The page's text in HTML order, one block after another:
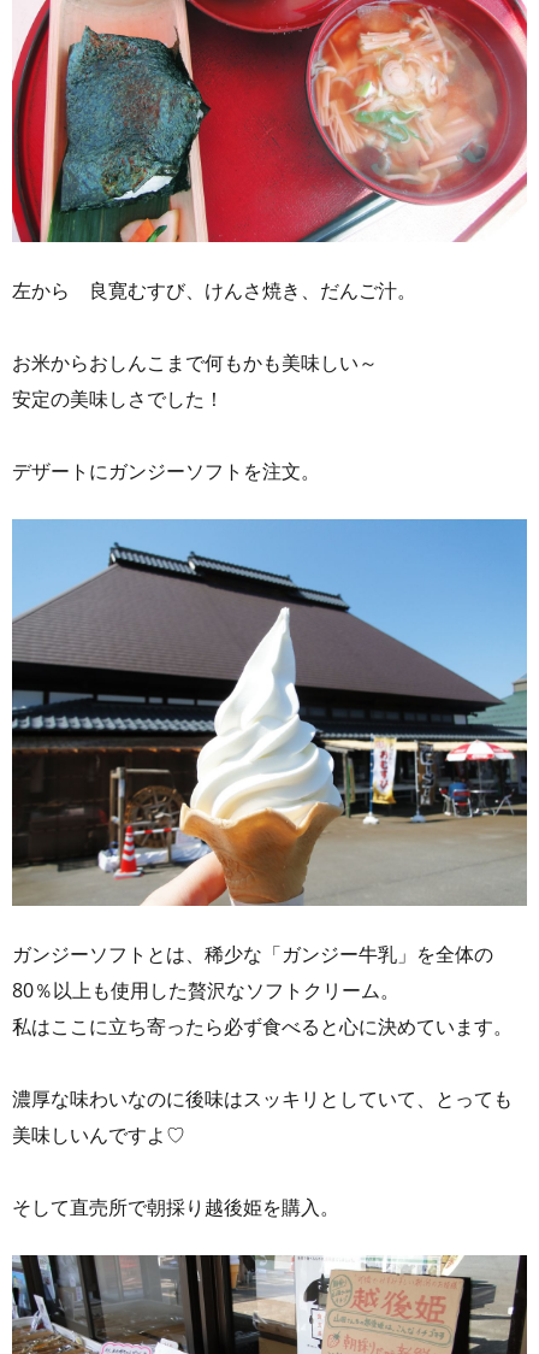
左から 良寛むすび、けんさ焼き、だんご汁。
お米からおしんこまで何もかも美味しい～
安定の美味しさでした！
デザートにガンジーソフトを注文。
ガンジーソフトとは、稀少な「ガンジー牛乳」を全体の
80％以上も使用した贅沢なソフトクリーム。
私はここに立ち寄ったら必ず食べると心に決めています。
濃厚な味わいなのに後味はスッキリとしていて、とっても
美味しいんですよ♡
そして直売所で朝採り越後姫を購入。